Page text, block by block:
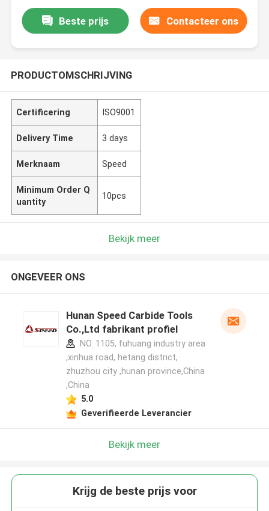
Beste prijs Contacteer ons
PRODUCTOMSCHRIJVING
Certificering ISO9001
Delivery Time 3 days
Merknaam Speed
Minimum Order Q
uantity
10pcs
Bekijk meer
ONGEVEER ONS
Hunan Speed Carbide Tools
Co.,Ltd fabrikant profiel
NO. 1105, fuhuang industry area
,xinhua road, hetang district,
zhuzhou city ,hunan province,China
,China
5.0
Geverifieerde Leverancier
Bekijk meer
Krijg de beste prijs voor